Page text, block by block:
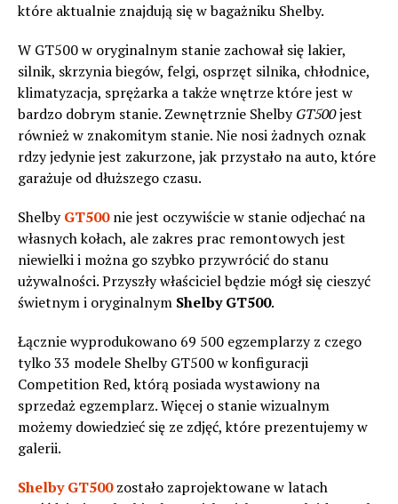
które aktualnie znajdują się w bagażniku Shelby.
W GT500 w oryginalnym stanie zachował się lakier,
silnik, skrzynia biegów, felgi, osprzęt silnika, chłodnice,
klimatyzacja, sprężarka a także wnętrze które jest w
bardzo dobrym stanie. Zewnętrznie ShelbyGT500jest
również w znakomitym stanie. Nie nosi żadnych oznak
rdzy jedynie jest zakurzone, jak przystało na auto, które
garażuje od dłuższego czasu.
ShelbyGT500nie jest oczywiście w stanie odjechać na
własnych kołach, ale zakres prac remontowych jest
niewielki i można go szybko przywrócić do stanu
używalności. Przyszły właściciel będzie mógł się cieszyć
świetnym i oryginalnym Shelby GT500.
Łącznie wyprodukowano 69 500 egzemplarzy z czego
tylko 33 modele Shelby GT500 w konfiguracji
Competition Red, którą posiada wystawiony na
sprzedaż egzemplarz. Więcej o stanie wizualnym
możemy dowiedzieć się ze zdjęć, które prezentujemy w
galerii.
Shelby GT500zostało zaprojektowane w latach